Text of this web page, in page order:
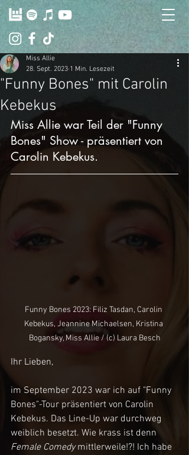
"Funny Bones" mit Carolin
Kebekus
Miss Allie
28. Sept. 2023 1 Min. Lesezeit
Miss Allie war Teil der "Funny
Bones" Show - präsentiert von
Carolin Kebekus.
Funny Bones 2023: Filiz Tasdan, Carolin
Kebekus, Jeannine Michaelsen, Kristina
Bogansky, Miss Allie / (c) Laura Besch
Ihr Lieben,
im September 2023 war ich auf "Funny
Bones"-Tour präsentiert von Carolin
Kebekus. Das Line-Up war durchweg
weiblich besetzt. Wie krass ist denn
Female Comedy mittlerweile!?! Ich habe